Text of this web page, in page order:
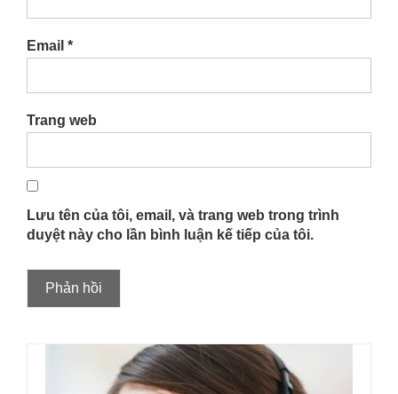
Email *
Trang web
Lưu tên của tôi, email, và trang web trong trình
duyệt này cho lần bình luận kế tiếp của tôi.